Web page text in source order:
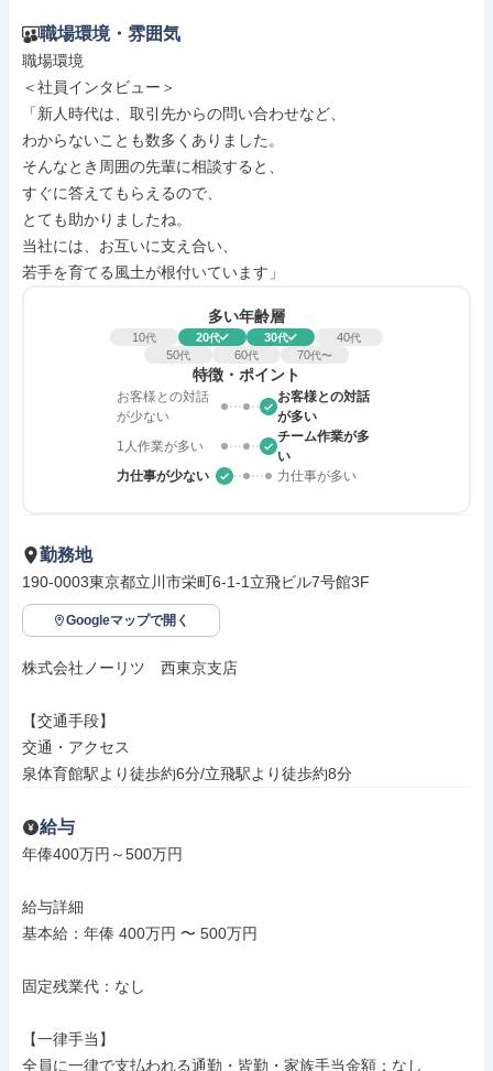
職場環境・雰囲気
職場環境
＜社員インタビュー＞
「新人時代は、取引先からの問い合わせなど、
わからないことも数多くありました。
そんなとき周囲の先輩に相談すると、
すぐに答えてもらえるので、
とても助かりましたね。
当社には、お互いに支え合い、
若手を育てる風土が根付いています」
多い年齢層
10代 20代 30代 40代
50代 60代 70代〜
特徴・ポイント
お客様との対話
が少ない
お客様との対話
が多い
1人作業が多い
チーム作業が多
い
力仕事が少ない
力仕事が多い
勤務地
190-0003東京都立川市栄町6-1-1立飛ビル7号館3F
Googleマップで開く
株式会社ノーリツ　西東京支店
【交通手段】
交通・アクセス
泉体育館駅より徒歩約6分/立飛駅より徒歩約8分
給与
年俸400万円～500万円
給与詳細
基本給：年俸 400万円 〜 500万円
固定残業代：なし
【一律手当】
全員に一律で支払われる通勤・皆勤・家族手当金額：なし